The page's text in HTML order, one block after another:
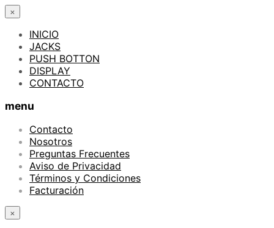
×
INICIO
JACKS
PUSH BOTTON
DISPLAY
CONTACTO
menu
Contacto
Nosotros
Preguntas Frecuentes
Aviso de Privacidad
Términos y Condiciones
Facturación
×